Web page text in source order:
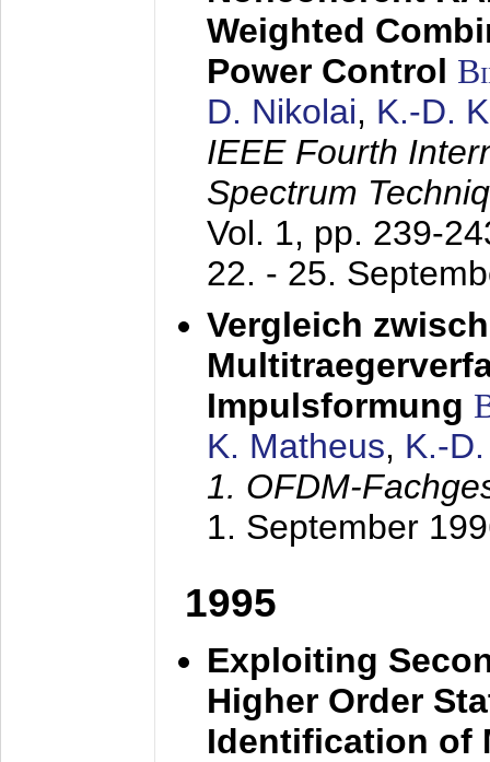
Weighted
Power Control
D. Nikolai, K.-D.
IEEE Fourth
Spectrum
Vol. 1, pp. 239-
22. - 25.
Vergleich
Impulsformung
K. Matheus, K.-
1. OFDM-
1. September
1995
Exploiting
Higher Order
Identification of